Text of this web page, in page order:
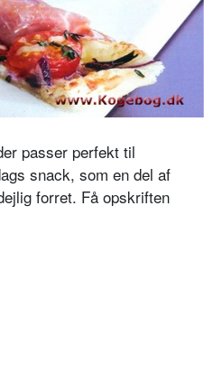
passer perfekt til
snack, som en del af
forret. Få opskriften